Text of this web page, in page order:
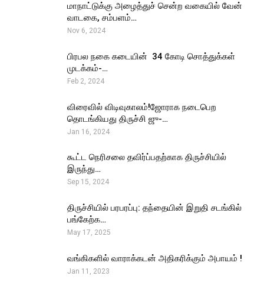
மாநாட்டுக்கு அழைத்துச் சென்ற வகையில் வேன்
வாடகை, சம்பளம்…
Nov 6, 2024
பிரபல நகை கடையின் ₹ 34 கோடி சொத்துக்கள்
முடக்கம்-…
Feb 2, 2024
விரைவில் விடிவுகாலம்!ஜோராக நடைபெற
தொடங்கியது திருச்சி ஜு-…
Jan 16, 2024
கூட்ட நெரிசலை தவிர்ப்பதற்காக திருச்சியில்
இருந்து…
Sep 15, 2024
திருச்சியில் பரபரப்பு: தந்தையின் இறுதி சடங்கில்
பங்கேற்க…
May 17, 2025
வங்கிகளில் வாராக்கடன் அதிகரிக்கும் அபாயம் !
Jan 11, 2023